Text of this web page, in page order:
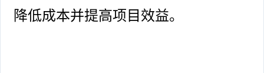
降低成本并提高项目效益。